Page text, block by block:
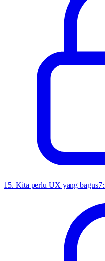
15. Kita perlu UX yang bagus